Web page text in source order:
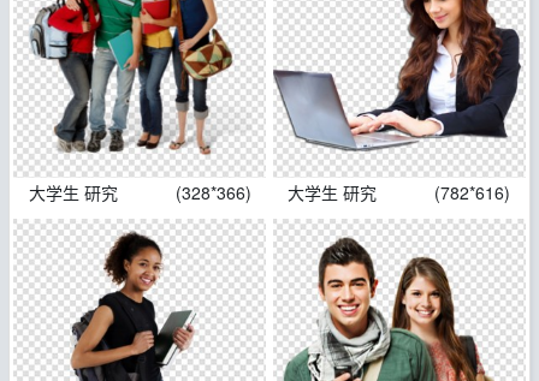
大学生 研究 (328*366) 大学生 研究 (782*616)